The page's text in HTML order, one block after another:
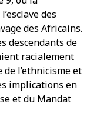
des
des Africains.
descendants de
racialement
l’ethnicisme et
implications en
et du Mandat